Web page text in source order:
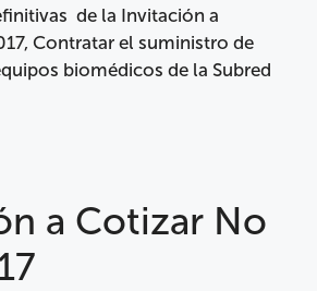
de la Invitación a
Contratar el suministro de
biomédicos de la Subred
a Cotizar No